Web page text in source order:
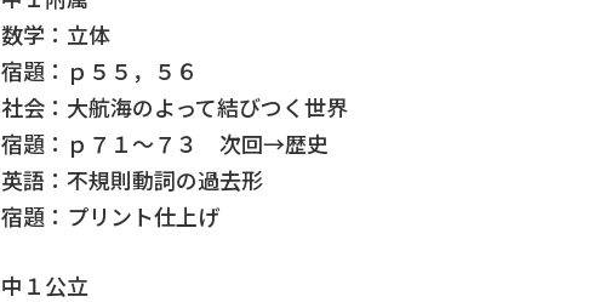
数学：立体
宿題：ｐ５５，５６
社会：大航海のよって結びつく世界
宿題：ｐ７１～７３ 次回→歴史
英語：不規則動詞の過去形
宿題：プリント仕上げ
中１公立